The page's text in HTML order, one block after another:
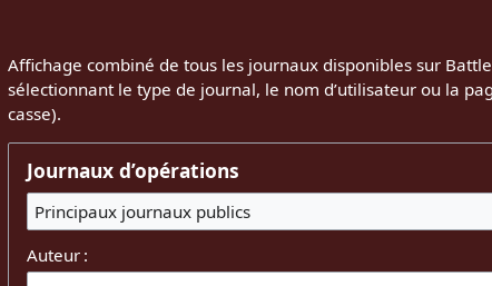
Affichage combiné de tous les journaux disponibles sur
sélectionnant le type de journal, le nom d’utilisateur ou la
casse).
Journaux d’opérations
Principaux journaux publics
Auteur :